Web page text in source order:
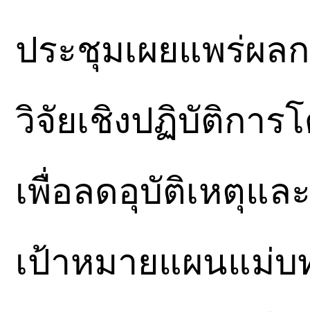
ประชุมเผยแพร่ผล
วิจัยเชิงปฏิบัติกา
เพื่อลดอุบัติเหตุแล
เป้าหมายแผนแม่บ